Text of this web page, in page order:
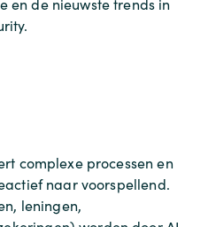
en de nieuwste trends in
complexe processen en
naar voorspellend.
leningen,